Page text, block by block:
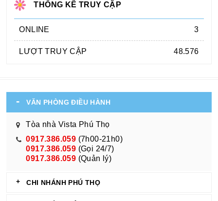
THỐNG KÊ TRUY CẬP
ONLINE 3
LƯỢT TRUY CẬP 48.576
VĂN PHÒNG ĐIỀU HÀNH
Tòa nhà Vista Phú Thọ
0917.386.059 (7h00-21h0)
0917.386.059 (Gọi 24/7)
0917.386.059 (Quản lý)
CHI NHÁNH PHÚ THỌ